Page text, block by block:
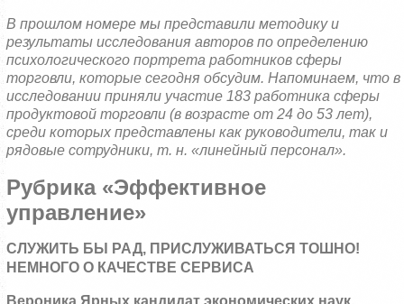
В прошлом номере мы представили методику и
результаты исследования авторов по определению
психологического портрета работников сферы
торговли, которые сегодня обсудим. Напоминаем, что в
исследовании приняли участие 183 работника сферы
продуктовой торговли (в возрасте от 24 до 53 лет),
среди которых представлены как руководители, так и
рядовые сотрудники, т. н. «линейный персонал».
Рубрика «Эффективное
управление»
СЛУЖИТЬ БЫ РАД, ПРИСЛУЖИВАТЬСЯ ТОШНО!
НЕМНОГО О КАЧЕСТВЕ СЕРВИСА
Вероника Ярных,кандидат экономических наук.